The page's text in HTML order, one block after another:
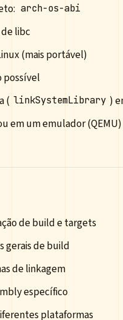
arch-os-abi
libc
(mais portável)
possível
( linkSystemLibrary )
em um emulador (QEMU)
de build e targets
gerais de build
de linkagem
específico
plataformas